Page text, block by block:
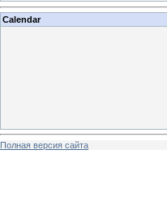
Calendar
Полная версия сайта